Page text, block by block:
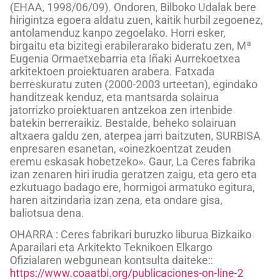
(EHAA, 1998/06/09). Ondoren, Bilboko Udalak bere
hirigintza egoera aldatu zuen, kaitik hurbil zegoenez,
antolamenduz kanpo zegoelako. Horri esker,
birgaitu eta bizitegi erabilerarako bideratu zen, Mª
Eugenia Ormaetxebarria eta Iñaki Aurrekoetxea
arkitektoen proiektuaren arabera. Fatxada
berreskuratu zuten (2000-2003 urteetan), egindako
handitzeak kenduz, eta mantsarda solairua
jatorrizko proiektuaren antzekoa zen irtenbide
batekin berreraikiz. Bestalde, beheko solairuan
altxaera galdu zen, aterpea jarri baitzuten, SURBISA
enpresaren esanetan, «oinezkoentzat zeuden
eremu eskasak hobetzeko». Gaur, La Ceres fabrika
izan zenaren hiri irudia geratzen zaigu, eta gero eta
ezkutuago badago ere, hormigoi armatuko egitura,
haren aitzindaria izan zena, eta ondare gisa,
baliotsua dena.
OHARRA : Ceres fabrikari buruzko liburua Bizkaiko
Aparailari eta Arkitekto Teknikoen Elkargo
Ofizialaren webgunean kontsulta daiteke::
https://www.coaatbi.org/publicaciones-on-line-2